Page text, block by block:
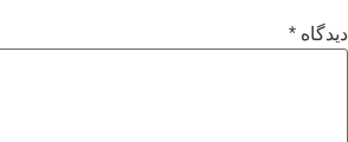
دیدگاه *